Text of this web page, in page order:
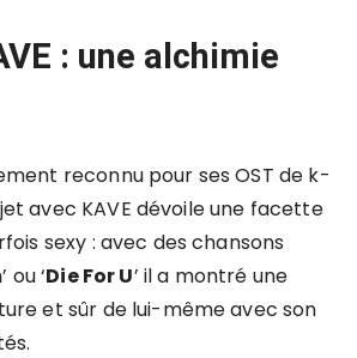
: une alchimie
reconnu pour ses OST de k-
avec KAVE dévoile une facette
sexy : avec des chansons
’ ou ‘Die For U’ il a montré une
et sûr de lui-même avec son